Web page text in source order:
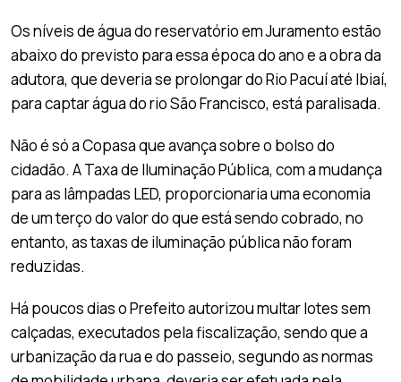
Os níveis de água do reservatório em Juramento estão
abaixo do previsto para essa época do ano e a obra da
adutora, que deveria se prolongar do Rio Pacuí até Ibiaí,
para captar água do rio São Francisco, está paralisada.
Não é só a Copasa que avança sobre o bolso do
cidadão. A Taxa de Iluminação Pública, com a mudança
para as lâmpadas LED, proporcionaria uma economia
de um terço do valor do que está sendo cobrado, no
entanto, as taxas de iluminação pública não foram
reduzidas.
Há poucos dias o Prefeito autorizou multar lotes sem
calçadas, executados pela fiscalização, sendo que a
urbanização da rua e do passeio, segundo as normas